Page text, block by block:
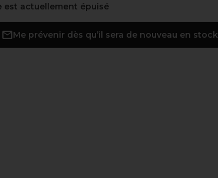
est actuellement épuisé
Me prévenir dès qu’il sera de nouveau en stock